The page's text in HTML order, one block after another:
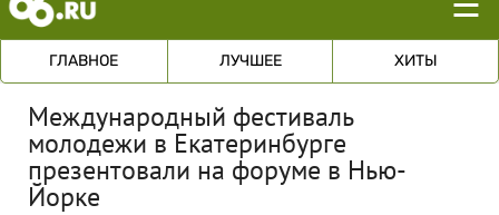
ГЛАВНОЕ ЛУЧШЕЕ ХИТЫ
Международный фестиваль
молодежи в Екатеринбурге
презентовали на форуме в Нью-
Йорке